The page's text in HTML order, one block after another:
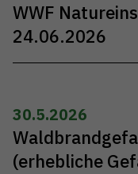
WWF
24.06.2026
30.5.2026
(erhebliche